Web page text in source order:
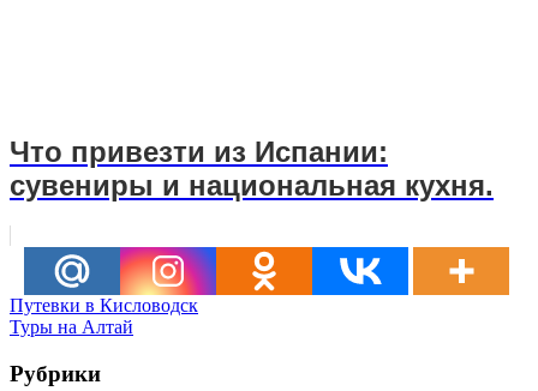
Что привезти из Испании:
сувениры и национальная кухня.
Навигация
по
записям
Предыдущая
запись:
Путевки в Кисловодск
Следующая
Туры на Алтай
Рубрики